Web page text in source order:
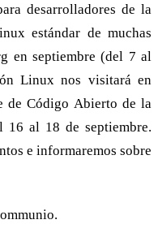
desarrolladores de la
estándar de muchas
en septiembre (del 7 al
Linux nos visitará en
de Código Abierto de la
16 al 18 de septiembre.
e informaremos sobre